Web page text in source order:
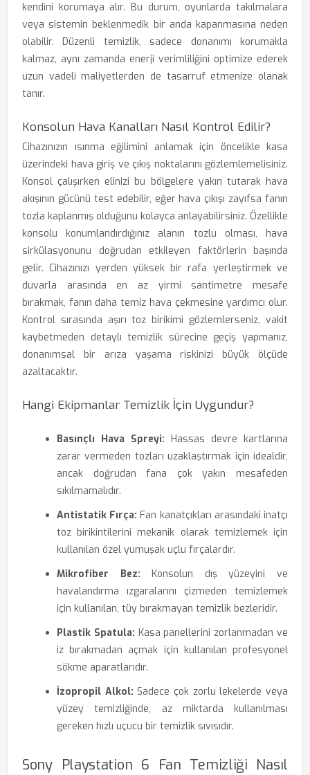
kendini korumaya alır. Bu durum, oyunlarda takılmalara
veya sistemin beklenmedik bir anda kapanmasına neden
olabilir. Düzenli temizlik, sadece donanımı korumakla
kalmaz, aynı zamanda enerji verimliliğini optimize ederek
uzun vadeli maliyetlerden de tasarruf etmenize olanak
tanır.
Konsolun Hava Kanalları Nasıl Kontrol Edilir?
Cihazınızın ısınma eğilimini anlamak için öncelikle kasa
üzerindeki hava giriş ve çıkış noktalarını gözlemlemelisiniz.
Konsol çalışırken elinizi bu bölgelere yakın tutarak hava
akışının gücünü test edebilir, eğer hava çıkışı zayıfsa fanın
tozla kaplanmış olduğunu kolayca anlayabilirsiniz. Özellikle
konsolu konumlandırdığınız alanın tozlu olması, hava
sirkülasyonunu doğrudan etkileyen faktörlerin başında
gelir. Cihazınızı yerden yüksek bir rafa yerleştirmek ve
duvarla arasında en az yirmi santimetre mesafe
bırakmak, fanın daha temiz hava çekmesine yardımcı olur.
Kontrol sırasında aşırı toz birikimi gözlemlerseniz, vakit
kaybetmeden detaylı temizlik sürecine geçiş yapmanız,
donanımsal bir arıza yaşama riskinizi büyük ölçüde
azaltacaktır.
Hangi Ekipmanlar Temizlik İçin Uygundur?
Basınçlı Hava Spreyi: Hassas devre kartlarına
zarar vermeden tozları uzaklaştırmak için idealdir,
ancak doğrudan fana çok yakın mesafeden
sıkılmamalıdır.
Antistatik Fırça: Fan kanatçıkları arasındaki inatçı
toz birikintilerini mekanik olarak temizlemek için
kullanılan özel yumuşak uçlu fırçalardır.
Mikrofiber Bez: Konsolun dış yüzeyini ve
havalandırma ızgaralarını çizmeden temizlemek
için kullanılan, tüy bırakmayan temizlik bezleridir.
Plastik Spatula: Kasa panellerini zorlanmadan ve
iz bırakmadan açmak için kullanılan profesyonel
sökme aparatlarıdır.
İzopropil Alkol: Sadece çok zorlu lekelerde veya
yüzey temizliğinde, az miktarda kullanılması
gereken hızlı uçucu bir temizlik sıvısıdır.
Sony Playstation 6 Fan Temizliği Nasıl